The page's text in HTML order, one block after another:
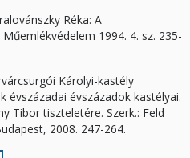
Réka: A
1994. 4. sz. 235-
Károlyi-kastély
évszázadai évszázadok kastélyai.
Tibor tiszteletére. Szerk.: Feld
2008. 247-264.